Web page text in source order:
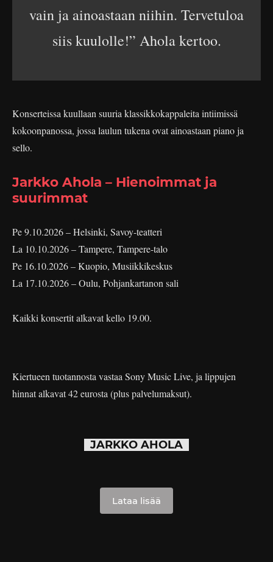
vain ja ainoastaan niihin. Tervetuloa
siis kuulolle!” Ahola kertoo.
Konserteissa kuullaan suuria klassikkokappaleita intiimissä
kokoonpanossa, jossa laulun tukena ovat ainoastaan piano ja
sello.
Jarkko Ahola – Hienoimmat ja
suurimmat
Pe 9.10.2026 – Helsinki, Savoy-teatteri
La 10.10.2026 – Tampere, Tampere-talo
Pe 16.10.2026 – Kuopio, Musiikkikeskus
La 17.10.2026 – Oulu, Pohjankartanon sali
Kaikki konsertit alkavat kello 19.00.
Kiertueen tuotannosta vastaa Sony Music Live, ja lippujen
hinnat alkavat 42 eurosta (plus palvelumaksut).
JARKKO AHOLA
Lataa lisää